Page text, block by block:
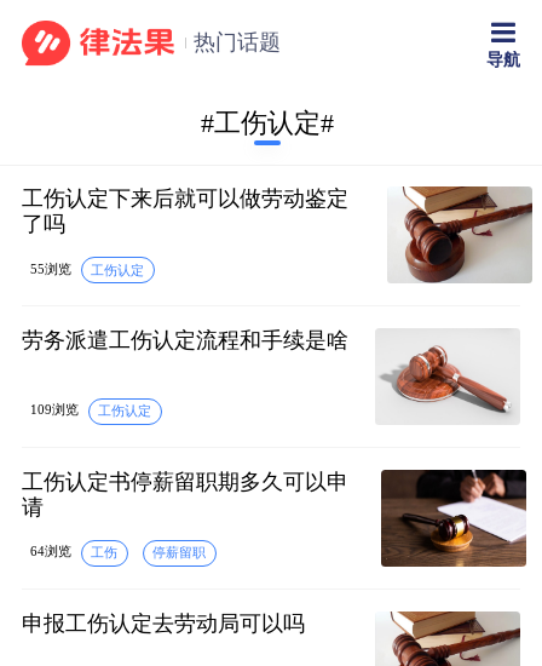
热门话题
导航
#工伤认定#
工伤认定下来后就可以做劳动鉴定
了吗
55浏览 工伤认定
劳务派遣工伤认定流程和手续是啥
109浏览 工伤认定
工伤认定书停薪留职期多久可以申
请
64浏览 工伤 停薪留职
申报工伤认定去劳动局可以吗